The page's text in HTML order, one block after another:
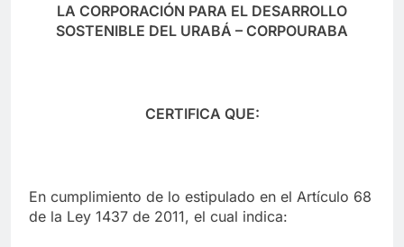
LA CORPORACIÓN PARA EL DESARROLLO
SOSTENIBLE DEL URABÁ – CORPOURABA
CERTIFICA QUE:
En cumplimiento de lo estipulado en el Artículo 68
de la Ley 1437 de 2011, el cual indica: